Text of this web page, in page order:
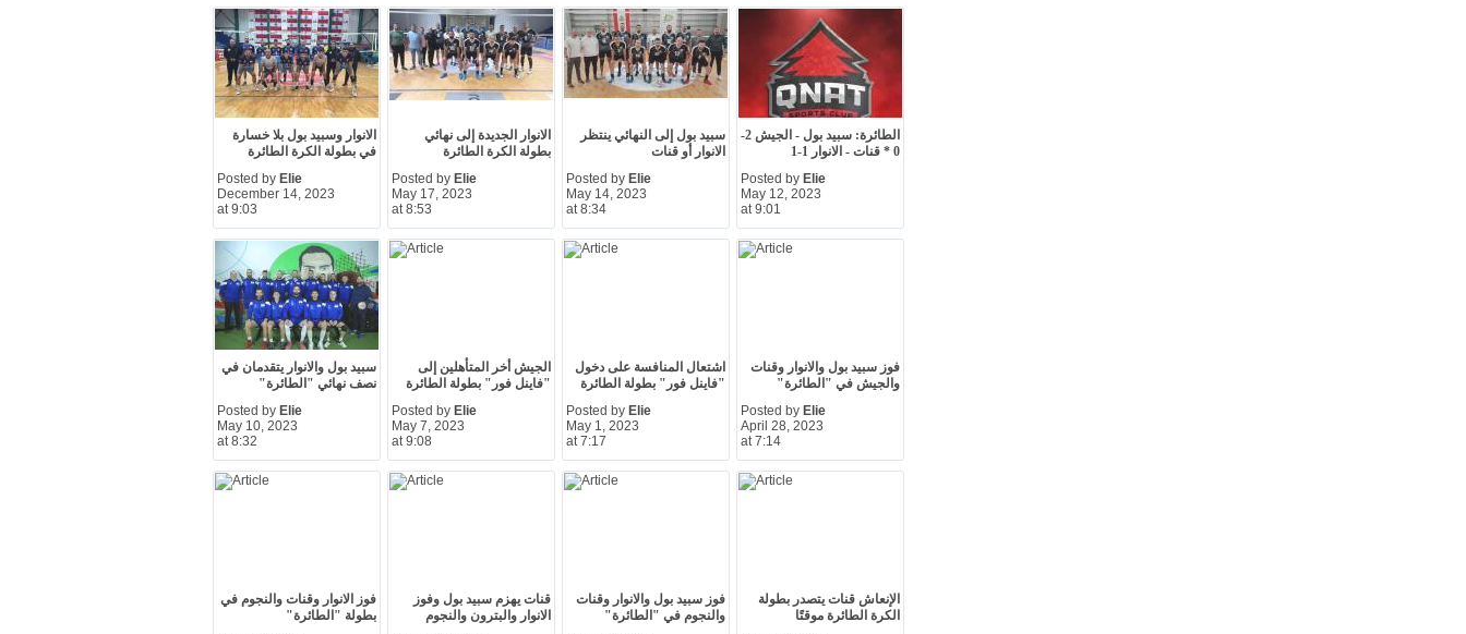
الانوار وسبيد بول بلا خسارة
في بطولة الكرة الطائرة
Posted by Elie
December 14, 2023
at 9:03
الانوار الجديدة إلى نهائي
بطولة الكرة الطائرة
Posted by Elie
May 17, 2023
at 8:53
سبيد بول إلى النهائي ينتظر
الانوار أو قنات
Posted by Elie
May 14, 2023
at 8:34
الطائرة: سبيد بول - الجيش 2-
0 * قنات - الانوار 1-1
Posted by Elie
May 12, 2023
at 9:01
سبيد بول والانوار يتقدمان في
نصف نهائي "الطائرة"
Posted by Elie
May 10, 2023
at 8:32
الجيش أخر المتأهلين إلى
"فاينل فور" بطولة الطائرة
Posted by Elie
May 7, 2023
at 9:08
اشتعال المنافسة على دخول
"فاينل فور" بطولة الطائرة
Posted by Elie
May 1, 2023
at 7:17
فوز سبيد بول والانوار وقنات
والجيش في "الطائرة"
Posted by Elie
April 28, 2023
at 7:14
فوز الانوار وقنات والنجوم في
بطولة "الطائرة"
قنات يهزم سبيد بول وفوز
الانوار والبترون والنجوم
فوز سبيد بول والانوار وقنات
والنجوم في "الطائرة"
الإنعاش قنات يتصدر بطولة
الكرة الطائرة موقتًا